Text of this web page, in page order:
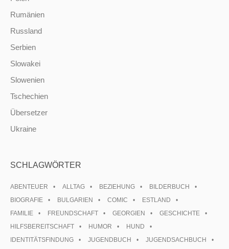
Rumänien
Russland
Serbien
Slowakei
Slowenien
Tschechien
Übersetzer
Ukraine
SCHLAGWÖRTER
ABENTEUER ALLTAG BEZIEHUNG
BILDERBUCH
BIOGRAFIE
BULGARIEN COMIC
ESTLAND
FAMILIE
FREUNDSCHAFT GEORGIEN
GESCHICHTE
HILFSBEREITSCHAFT
HUMOR
HUND
IDENTITÄTSFINDUNG
JUGENDBUCH
JUGENDSACHBUCH